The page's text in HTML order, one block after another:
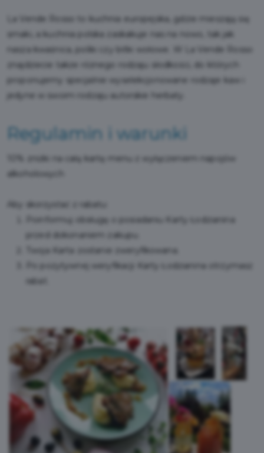
La Vende Rosso to kuchnia europejska, gdzie mieszają się
smaki, a kuchnia polska zaskakuje nas na nowo, tak jak
nasza kwaśnica, poliki czy bitki wołowe. W La Vende Rosso
znajdziecie także różnego rodzaju słodkości, do których
proponujemy specjalnie wyselekcjonowane rodzaje kaw i
jedyne w swoim rodzaju autorskie herbaty.
Regulamin i warunki
10% zniżki na całą kartę menu z wyłączeniem napojów
alkoholowych
Aby skorzystać z rabatu:
Poinformuj obsługę o posiadaniu Karty Łodzianina
przed dokonaniem zakupu.
Twoja Karta zostanie zweryfikowana.
Po pozytywnej weryfikacji Karty Łodzianina otrzymasz
rabat.